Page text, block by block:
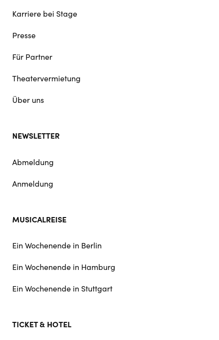
Karriere bei Stage
Presse
Für Partner
Theatervermietung
Über uns
NEWSLETTER
Abmeldung
Anmeldung
MUSICALREISE
Ein Wochenende in Berlin
Ein Wochenende in Hamburg
Ein Wochenende in Stuttgart
TICKET & HOTEL